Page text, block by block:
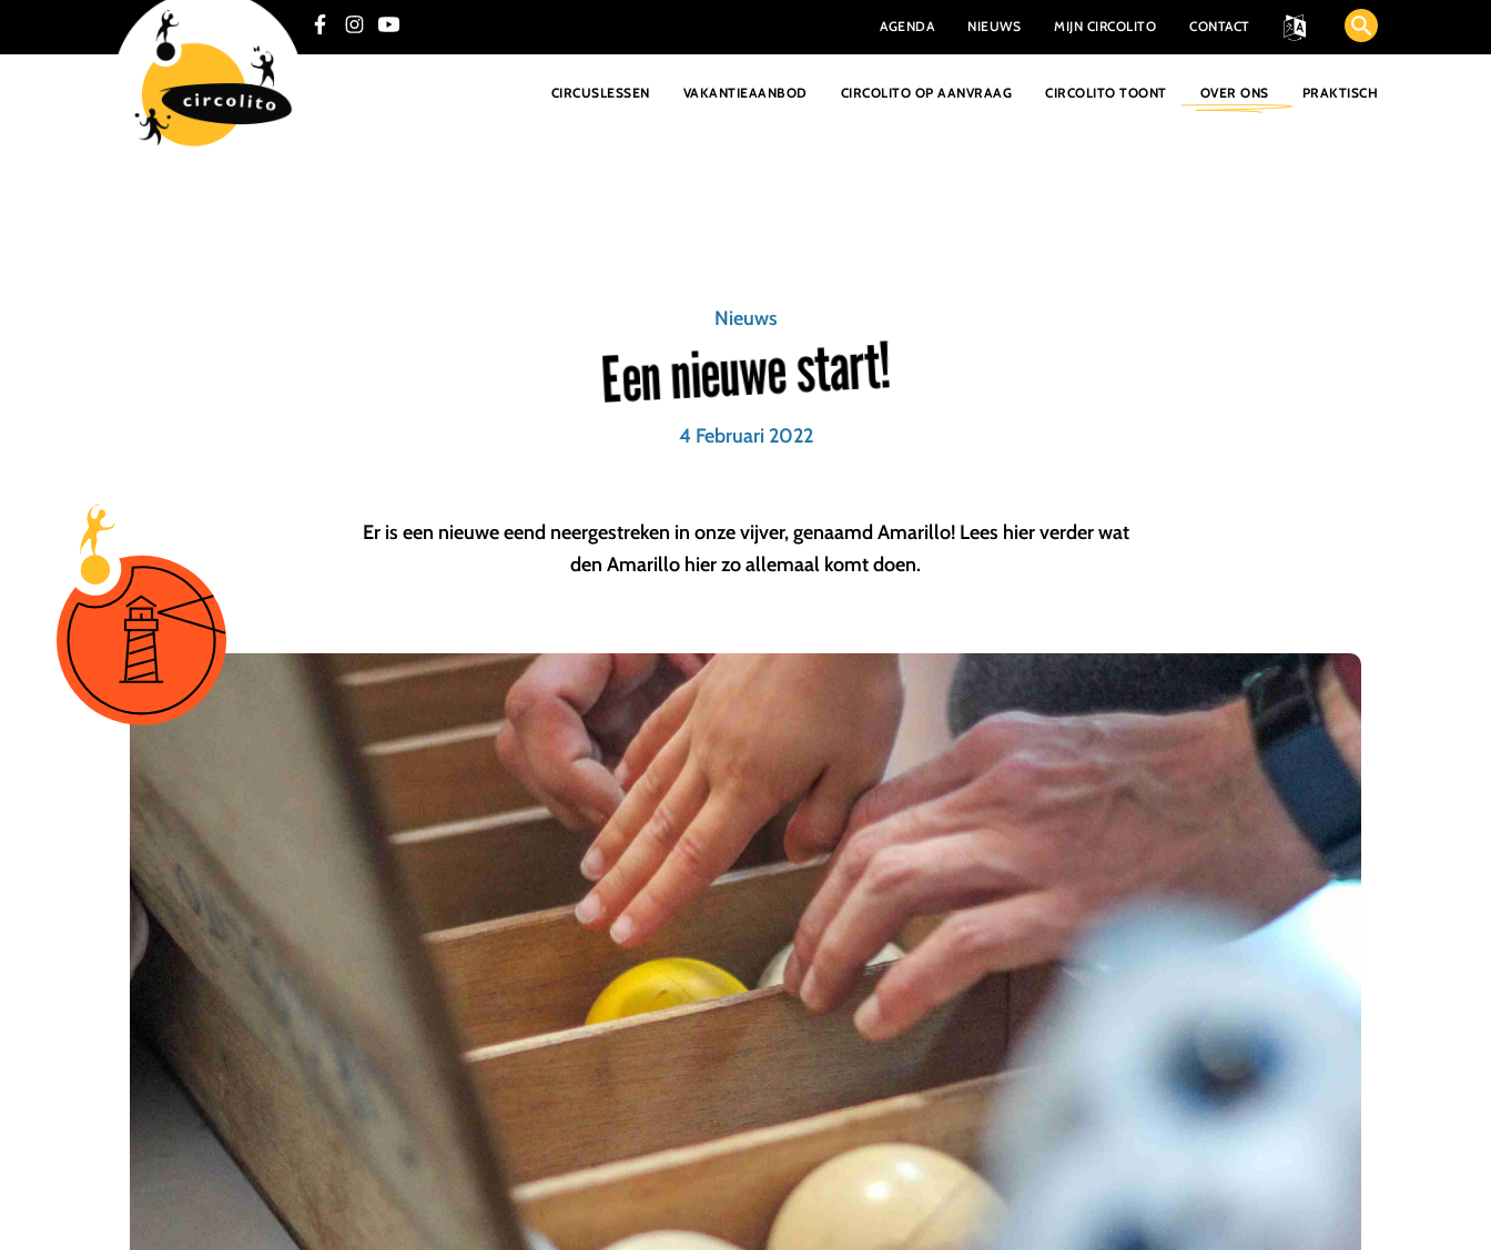
AGENDA NIEUWS MIJN CIRCOLITO CONTACT
CIRCUSLESSEN VAKANTIEAANBOD CIRCOLITO OP AANVRAAG CIRCOLITO TOONT OVER ONS PRAKTISCH
Nieuws
Een nieuwe start!
4 Februari 2022
Er is een nieuwe eend neergestreken in onze vijver, genaamd Amarillo! Lees hier verder wat
den Amarillo hier zo allemaal komt doen.